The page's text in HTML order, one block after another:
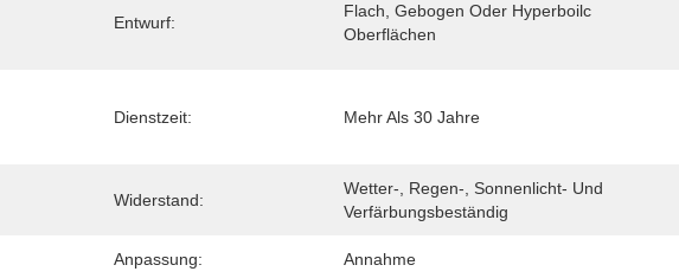
Entwurf:
Flach, Gebogen Oder Hyperboilc
Oberflächen
Dienstzeit: Mehr Als 30 Jahre
Widerstand:
Wetter-, Regen-, Sonnenlicht- Und
Verfärbungsbeständig
Anpassung: Annahme